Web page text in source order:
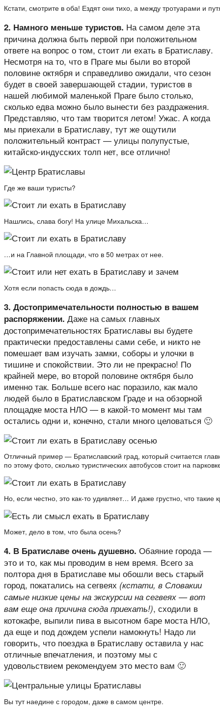
Кстати, смотрите в оба! Ездят они тихо, а между тротуарами и
2. Намного меньше туристов. На самом деле эта
причина должна быть первой при положительном
ответе на вопрос о том, стоит ли ехать в Братиславу.
Несмотря на то, что в Праге мы были во второй
половине октября и справедливо ожидали, что сезон
будет в своей завершающей стадии, туристов в
нашей любимой маленькой Праге было столько,
сколько едва можно было вынести без раздражения.
Представляю, что там творится летом! Ужас. А когда
мы приехали в Братиславу, тут же ощутили
положительный контраст — улицы полупустые,
китайско-индусских толп нет, все отлично!
Где же ваши туристы?
Нашлись, слава богу! На улице Михальска…
…и на Главной площади, что в 50 метрах от нее.
Хотя если попасть сюда в дождь…
3. Достопримечательности полностью в вашем
распоряжении. Даже на самых главных
достопримечательностях Братиславы вы будете
практически предоставлены сами себе, и никто не
помешает вам изучать замки, соборы и улочки в
тишине и спокойствии. Это ли не прекрасно! По
крайней мере, во второй половине октября было
именно так. Больше всего нас поразило, как мало
людей было в Братиславском Граде и на обзорной
площадке моста НЛО — в какой-то момент мы там
остались одни и, конечно, стали много целоваться 🙂
Отличный пример — Братиславский град, который считается
по этому фото, сколько туристических автобусов стоит на
Но, если честно, это как-то удивляет… И даже грустно, что такие
Может, дело в том, что была осень?
4. В Братиславе очень душевно. Обаяние города —
это и то, как мы проводим в нем время. Всего за
полтора дня в Братиславе мы обошли весь старый
город, покатались на сегвеях (кстати, в Словакии
самые низкие цены на экскурсии на сегвеях — вот
вам еще она причина сюда приехать!), сходили в
котокафе, выпили пива в высотном баре моста НЛО,
да еще и под дождем успели намокнуть! Надо ли
говорить, что поездка в Братиславу оставила у нас
отличные впечатления, и поэтому мы с
удовольствием рекомендуем это место вам 🙂
Вы тут наедине с городом, даже в самом центре.